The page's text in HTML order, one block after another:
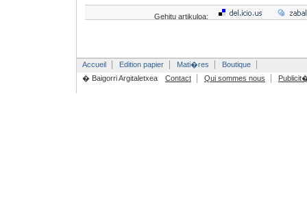
Gehitu artikuloa:
Accueil Edition papier Mati�res
Boutique
� Baigorri Argitaletxea
Contact Qui sommes nous